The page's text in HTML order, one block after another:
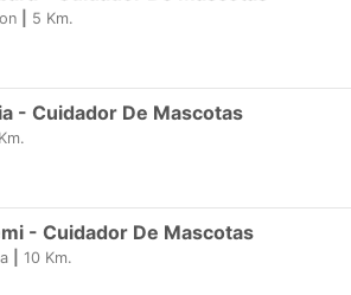
5 Km.
- Cuidador De Mascotas
Km.
- Cuidador De Mascotas
10 Km.